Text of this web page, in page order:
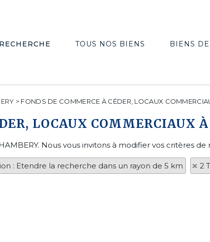
RECHERCHE TOUS NOS BIENS BIENS
> FONDS DE COMMERCE À CÉDER, LOCAUX
LOCAUX COMMERCIAUX
Nous vous invitons à modifier vos critères de
: Etendre la recherche dans un rayon de 5 km 2